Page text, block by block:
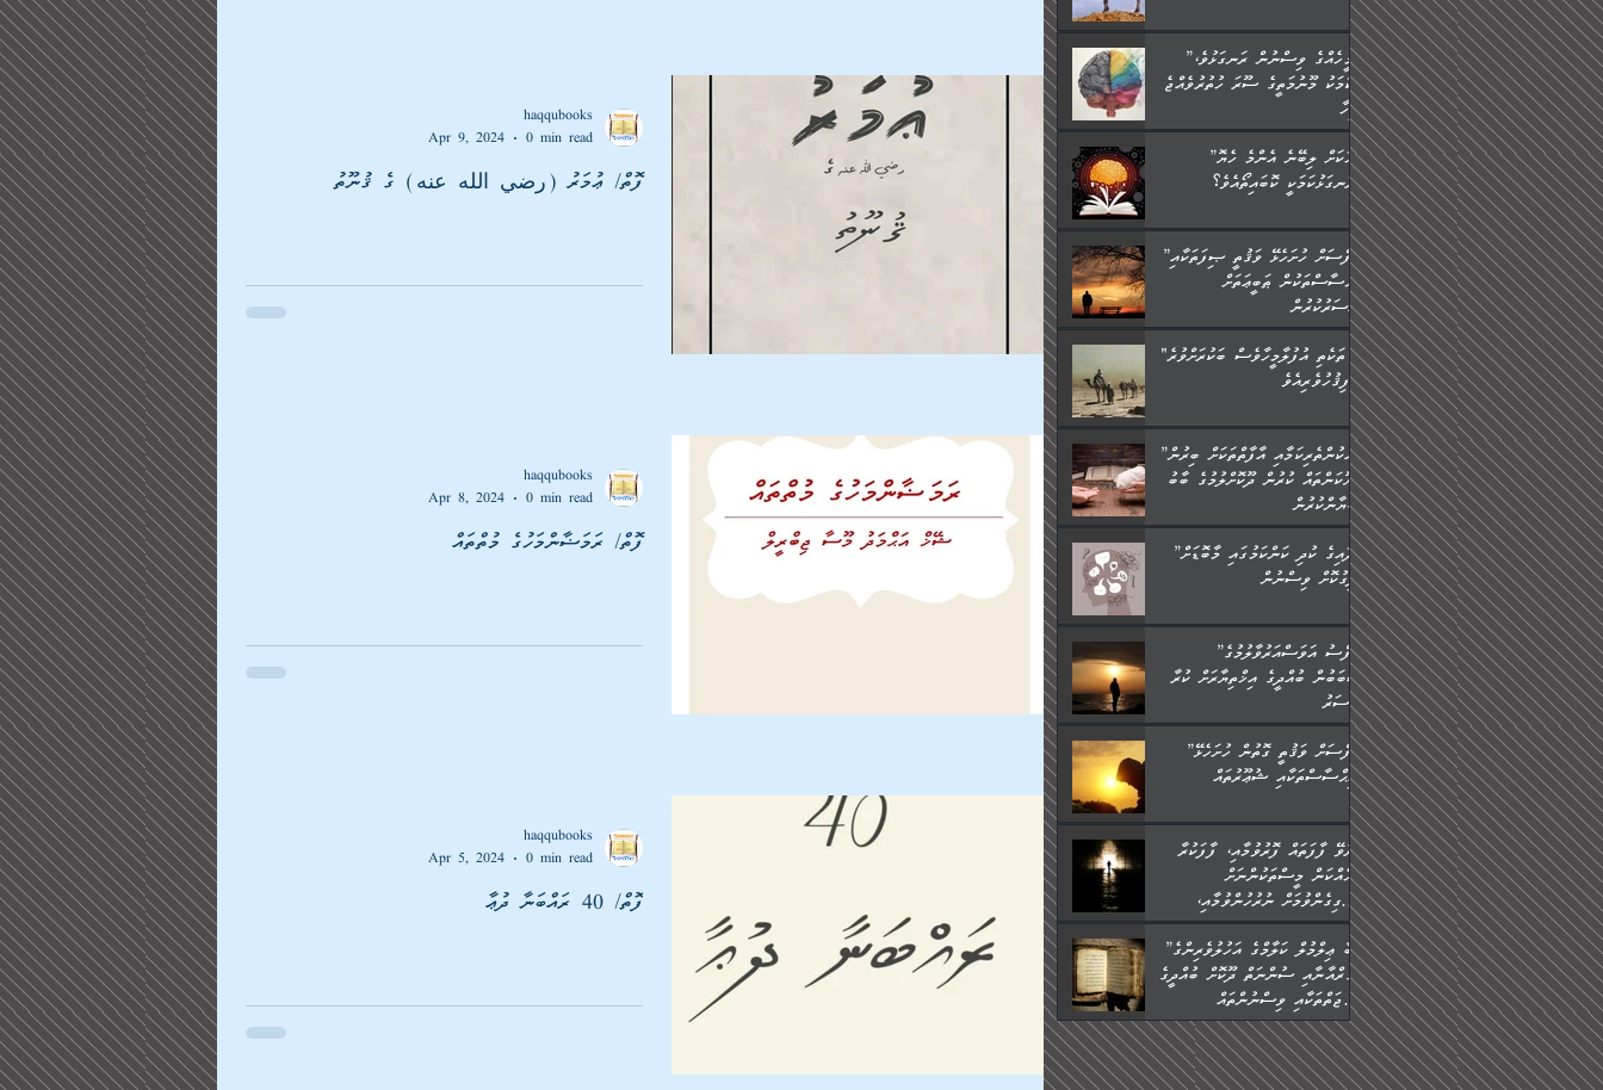
ފޮތް/ ޢުމަރު (رضي الله عنه) ގެ ޤުނޫތު
haqqubooks
Apr 9, 2024
0 min read
ފޮތް/ ރަމަޟާންމަހުގެ މުތްތައް
haqqubooks
Apr 8, 2024
0 min read
ފޮތް/ 40 ރައްބަނާ ދުޢާ
haqqubooks
Apr 5, 2024
0 min read
”އެމީހެއްގެ ވިސްނުން ރަނގަޅުވެ،
އެކަމަކު މޫނުމަތީގެ ސޫރަ ހުތުރުވެއްޖެ
މީހާ,
”މީހަކަށް ލިބޭނެ އެންމެ ހެޔޮ
ރަނގަޅުކަމަކީ ކޮބައިތޯއެވެ؟“
”ނަފްސަށް ހުށަހެޅޭ ވަޤުތީ ޞިފަތަކާއި
އިޙްސާސްތަކުން ޠަބީޢަތަށް
އަސަރުކުރުން:
"މި ތަކެތި އުފުލާމީހާވެސް ބަކުރަށްވުރެ
ފިޤުހުވެރިއެވެ."
”ދެއްކުންތެރިކަމާއި އާފާތްތަކަށް ބިރުން
ހެޔޮކަންތައް ކުރުން ދޫކޮށްލުމުގެ ބާބު
ބަޔާންކުރުން:
”އާދައިގެ ކުދި ކަންކަމުގައި މާބޮޑަށް
ދިގުކޮށް ވިސްނުން:
”ނަފްސު އަވަސްއަރުވާލުމުގެ
ސަބަބުން ބުއްދީގެ އިޚްތިޔާރަށް ކުރާ
އަސަރު.
”ނަފްސަށް ވަޤުތީ ގޮތުން ހުށަހެޅޭ
އިޙްސާސްތަކާއި ޝުޢޫރުތައް:
ކުރެވޭ ފާފަތައް ފޮރުވުމާއި، ފާފަކުރާ
މީހެއްކަން މީސްތަކުންނަށް
އެނގިގެންވުމަށް ނުރުހުންވުމާއި،
މީސްތަކުން އޭނާ ނުބައިކޮށްފައި
އެއްޗެހިކިޔުމަށް ނުރުހުންވުން
ހުއްދަވެގެންވާކަން ބަޔާންކުރުން:
”ތިބާ ޢިލްމުލް ކަލާމްގެ އަހުލުވެރިންގެ
(ޤުރްއާނާއި ސުންނަތް ދޫކޮށް ބުއްދީގެ
ޙުއްޖަތްތަކާއި ވިސްނުންތައް
ބޭނުންކޮށްގެން ދީނުގެ ކަންކަމުގައި
ވާހަކަދައްކާ މީހުންގެ) މަޖްލިސްތަކަށް
ޙާޒިރުވިންހެއްޔެވެ؟“